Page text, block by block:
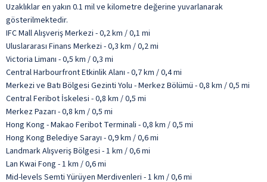
Uzaklıklar en yakın 0.1 mil ve kilometre değerine yuvarlanarak
gösterilmektedir.
IFC Mall Alışveriş Merkezi - 0,2 km / 0,1 mi
Uluslararası Finans Merkezi - 0,3 km / 0,2 mi
Victoria Limanı - 0,5 km / 0,3 mi
Central Harbourfront Etkinlik Alanı - 0,7 km / 0,4 mi
Merkezi ve Batı Bölgesi Gezinti Yolu - Merkez Bölümü - 0,8 km / 0,5 mi
Central Feribot İskelesi - 0,8 km / 0,5 mi
Merkez Pazarı - 0,8 km / 0,5 mi
Hong Kong - Makao Feribot Terminali - 0,8 km / 0,5 mi
Hong Kong Belediye Sarayı - 0,9 km / 0,6 mi
Landmark Alışveriş Bölgesi - 1 km / 0,6 mi
Lan Kwai Fong - 1 km / 0,6 mi
Mid-levels Semti Yürüyen Merdivenleri - 1 km / 0,6 mi